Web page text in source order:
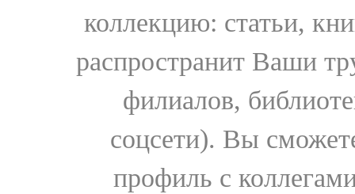
коллекцию: статьи,
распространит Ваши
филиалов,
соцсети). Вы
профиль с